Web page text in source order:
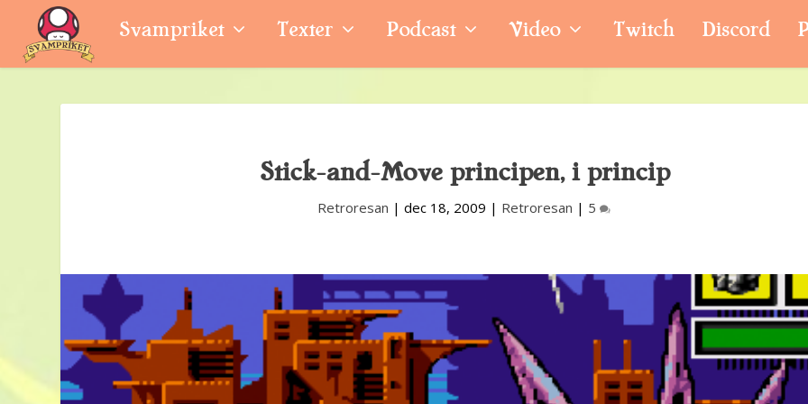
Svampriket Texter Podcast Video Twitch Discord
Stick-and-Move principen, i princip
Retroresan |dec 18, 2009 | Retroresan | 5